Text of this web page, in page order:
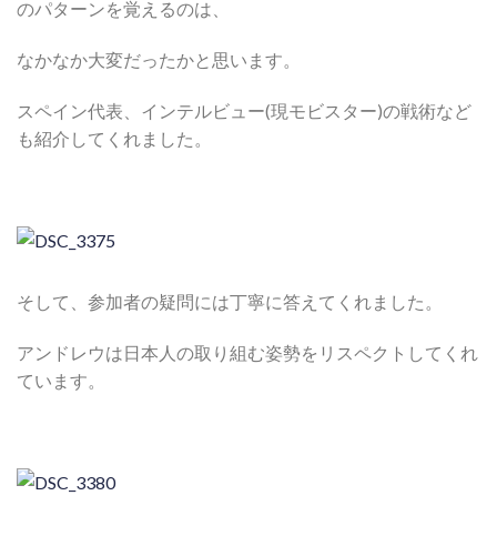
のパターンを覚えるのは、
なかなか大変だったかと思います。
スペイン代表、インテルビュー(現モビスター)の戦術など
も紹介してくれました。
そして、参加者の疑問には丁寧に答えてくれました。
アンドレウは日本人の取り組む姿勢をリスペクトしてくれ
ています。